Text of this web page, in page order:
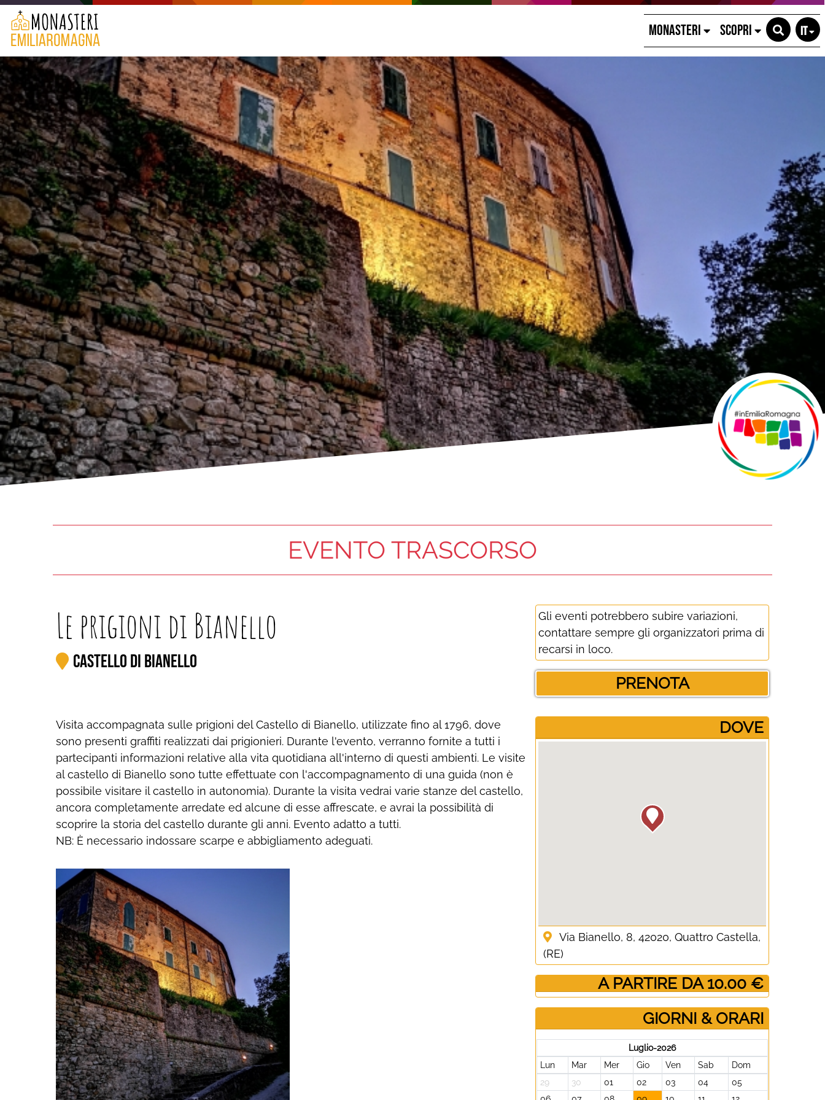
MONASTERI SCOPRI IT
EVENTO TRASCORSO
Le prigioni di Bianello
Castello di Bianello
Gli eventi potrebbero subire variazioni,
contattare sempre gli organizzatori prima di
recarsi in loco.
PRENOTA
Visita accompagnata sulle prigioni del Castello di Bianello, utilizzate fino al 1796, dove
sono presenti graffiti realizzati dai prigionieri. Durante l'evento, verranno fornite a tutti i
partecipanti informazioni relative alla vita quotidiana all'interno di questi ambienti. Le visite
al castello di Bianello sono tutte effettuate con l'accompagnamento di una guida (non è
possibile visitare il castello in autonomia). Durante la visita vedrai varie stanze del castello,
ancora completamente arredate ed alcune di esse affrescate, e avrai la possibilità di
scoprire la storia del castello durante gli anni. Evento adatto a tutti.
NB: È necessario indossare scarpe e abbigliamento adeguati.
­DOVE
Via Bianello, 8, 42020, Quattro Castella,
(RE)
­ A PARTIRE DA 10.00 €
GIORNI & ORARI
Luglio-2026
Lun
Mar Mer Gio Ven Sab
Dom
29
30 01 02 03 04
05